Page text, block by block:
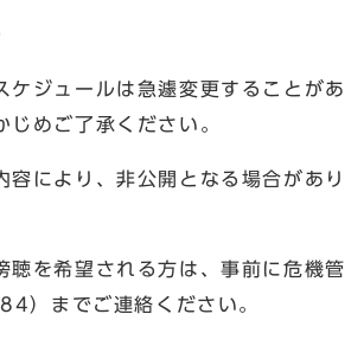
ジュールは急遽変更することがあ
じめご了承ください。
により、非公開となる場合があり
を希望される方は、事前に危機管
）までご連絡ください。